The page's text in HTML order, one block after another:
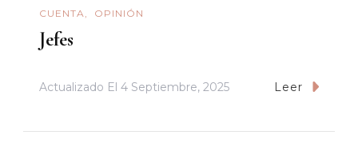
CUENTA OPINIÓN
Jefes
Actualizado El 4 Septiembre, 2025 Leer